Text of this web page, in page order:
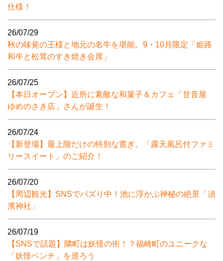
仕様！
26/07/29
秋の味覚の王様と地元の名牛を堪能。9・10月限定「姫路
和牛と松茸のすき焼き会席」
26/07/25
【本日オープン】近所に素敵な和菓子＆カフェ「甘音屋
ゆめのさき店」さんが誕生！
26/07/24
【新登場】最上階だけの特別な寛ぎ。「露天風呂付ファミ
リースイート」のご紹介！
26/07/20
【周辺観光】SNSでバズり中！池に浮かぶ神秘の絶景「須
濱神社」
26/07/19
【SNSで話題】隣町は妖怪の街！？福崎町のユニークな
「妖怪ベンチ」を巡ろう